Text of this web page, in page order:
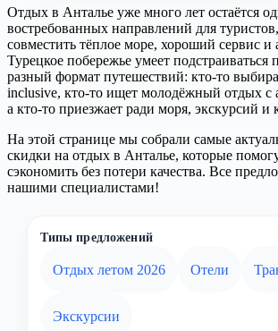
Отдых в Анталье уже много лет остаётся
востребованных направлений для
совместить тёплое море, хороший сервис и
Турецкое побережье умеет подстраиваться
разный формат путешествий: кто-то
inclusive, кто-то ищет молодёжный отдых с
а кто-то приезжает ради моря, экскурсий
На этой странице мы собрали самые
скидки на отдых в Анталье, которые
сэкономить без потери качества. Все
нашими специалистами!
Типы предложений
Отдых летом 2026 Отели
Экскурсии